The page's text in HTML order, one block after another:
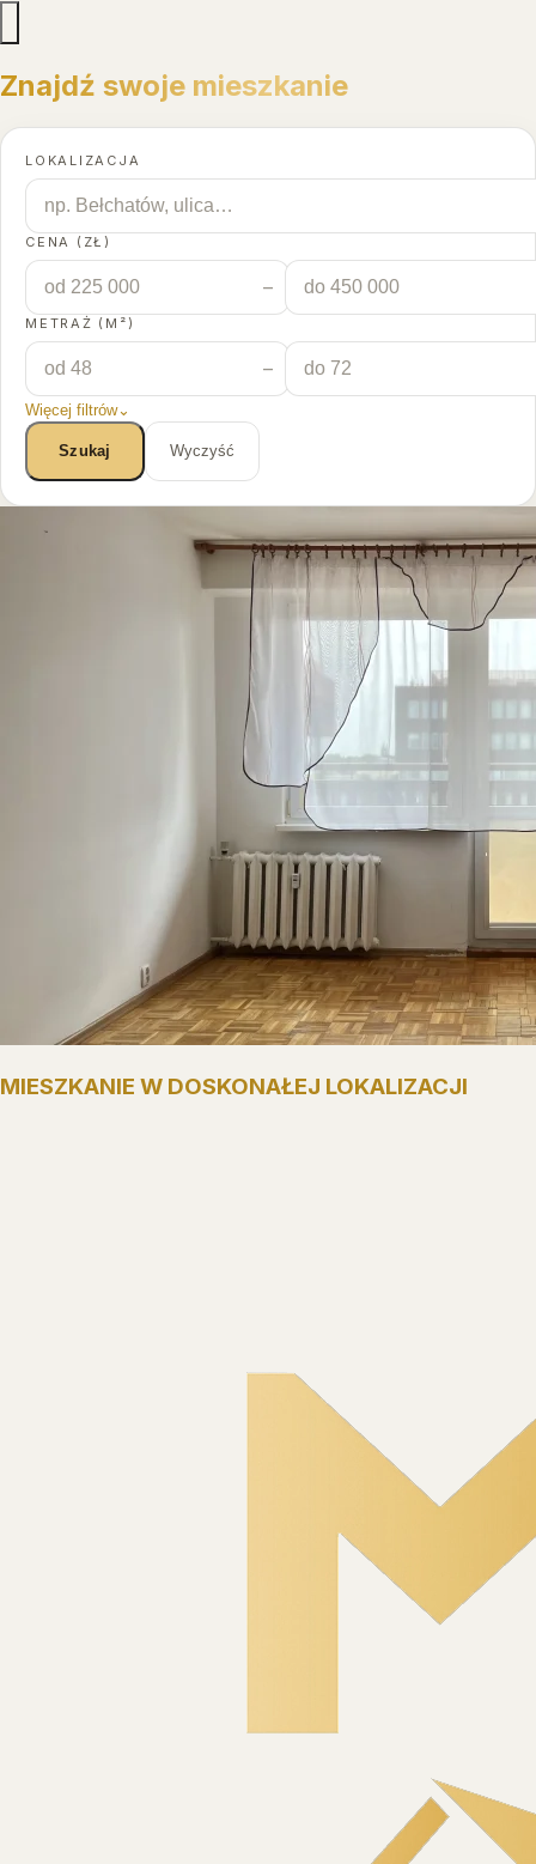
Znajdź swoje mieszkanie
LOKALIZACJA
CENA (ZŁ)
–
METRAŻ (M²)
–
Więcej filtrów⌄
Szukaj Wyczyść
MIESZKANIE W DOSKONAŁEJ LOKALIZACJI